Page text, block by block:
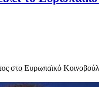
στο Ευρωπαϊκό